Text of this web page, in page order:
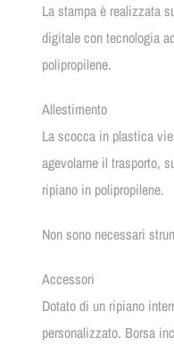
La stampa è realizzata
digitale con tecnologia
polipropilene.
Allestimento
La scocca in plastica
agevolarne il trasporto,
ripiano in polipropilene.
Non sono necessari
Accessori
Dotato di un ripiano
personalizzato. Borsa